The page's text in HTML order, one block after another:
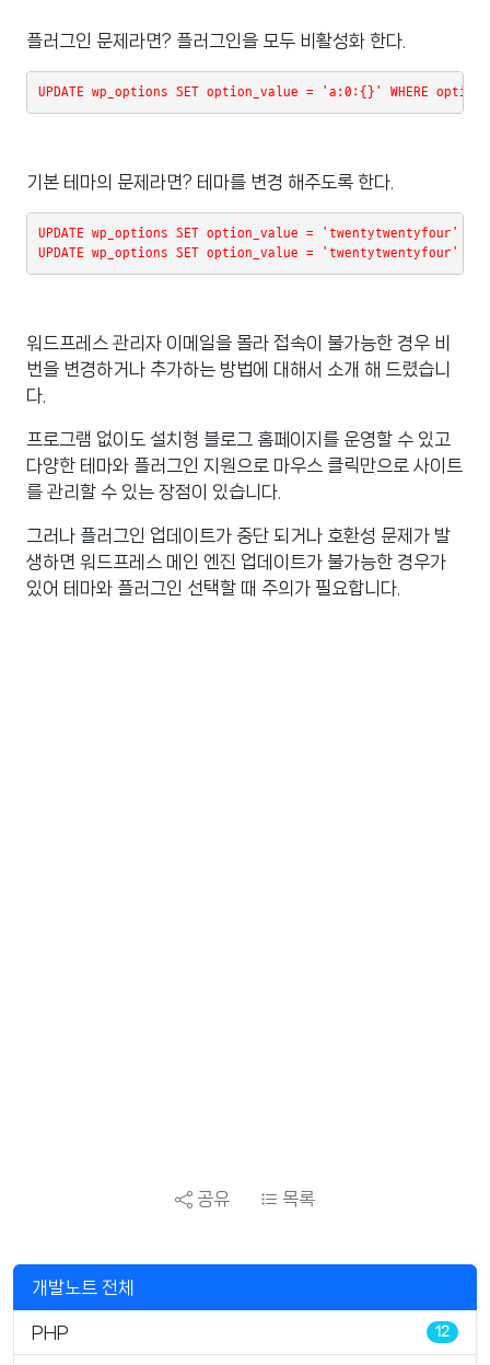
플러그인 문제라면? 플러그인을 모두 비활성화 한다.
UPDATE wp_options SET option_value = 'a:0:{}' WHERE
기본 테마의 문제라면? 테마를 변경 해주도록 한다.
UPDATE wp_options SET option_value = 'twentytwentyfour'
UPDATE wp_options SET option_value = 'twentytwentyfour'
워드프레스 관리자 이메일을 몰라 접속이 불가능한 경우 비
번을 변경하거나 추가하는 방법에 대해서 소개 해 드렸습니
다.
프로그램 없이도 설치형 블로그 홈페이지를 운영할 수 있고
다양한 테마와 플러그인 지원으로 마우스 클릭만으로 사이트
를 관리할 수 있는 장점이 있습니다.
그러나 플러그인 업데이트가 중단 되거나 호환성 문제가 발
생하면 워드프레스 메인 엔진 업데이트가 불가능한 경우가
있어 테마와 플러그인 선택할 때 주의가 필요합니다.
공유 목록
개발노트 전체
PHP 12